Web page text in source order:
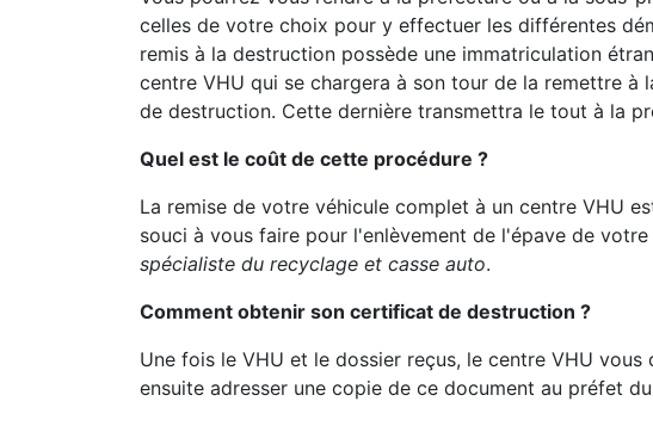
celles de votre choix pour y effectuer les différentes
remis à la destruction possède une immatriculation
centre VHU qui se chargera à son tour de la remettre
de destruction. Cette dernière transmettra le tout à la
Quel est le coût de cette procédure ?
La remise de votre véhicule complet à un centre VHU
souci à vous faire pour l'enlèvement de l'épave de
spécialiste du recyclage et casse auto.
Comment obtenir son certificat de destruction ?
Une fois le VHU et le dossier reçus, le centre VHU
ensuite adresser une copie de ce document au préfet